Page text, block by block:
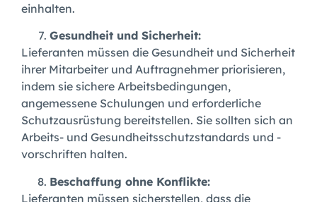
einhalten.
Gesundheit und Sicherheit:
Lieferanten müssen die Gesundheit und Sicherheit
ihrer Mitarbeiter und Auftragnehmer priorisieren,
indem sie sichere Arbeitsbedingungen,
angemessene Schulungen und erforderliche
Schutzausrüstung bereitstellen. Sie sollten sich an
Arbeits- und Gesundheitsschutzstandards und -
vorschriften halten.
Beschaffung ohne Konflikte:
Lieferanten müssen sicherstellen, dass die